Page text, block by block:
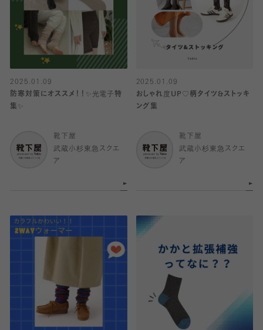
2025.01.09
防寒対策にオススメ！！✨光電子特
集✨
靴下屋
武蔵小杉東急スクエ
ア
2025.01.09
おしゃれ度UP♡柄タイツ&ストッキ
ング集
靴下屋
武蔵小杉東急スクエ
ア